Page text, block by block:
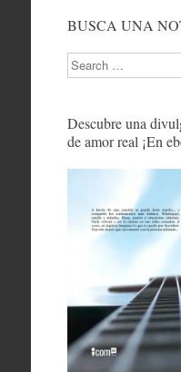
BUSCA UNA
Search
Descubre una
de amor real ¡En